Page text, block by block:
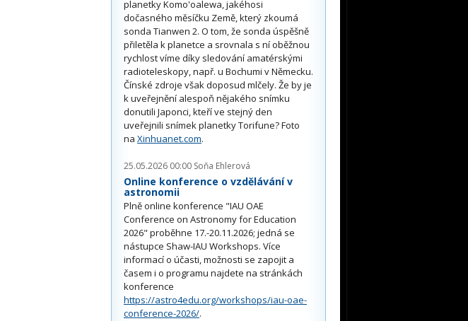
planetky Komo'oalewa, jakéhosi
dočasného měsíčku Země, který zkoumá
sonda Tianwen 2. O tom, že sonda úspěšně
přiletěla k planetce a srovnala s ní oběžnou
rychlost víme díky sledování amatérskými
radioteleskopy, např. u Bochumi v Německu.
Čínské zdroje však doposud mlčely. Že by je
k uveřejnění alespoň nějakého snímku
donutili Japonci, kteří ve stejný den
uveřejnili snímek planetky Torifune? Foto
na Xinhuanet.com.
25.05.2026 00:00 Soňa Ehlerová
Online konference o vzdělávání v
astronomii
Plně online konference "IAU OAE
Conference on Astronomy for Education
2026" proběhne 17.-20.11.2026; jedná se
nástupce Shaw-IAU Workshops. Více
informací o účasti, možnosti se zapojit a
časem i o programu najdete na stránkách
konference
https://astro4edu.org/workshops/iau-oae-
conference-2026/.